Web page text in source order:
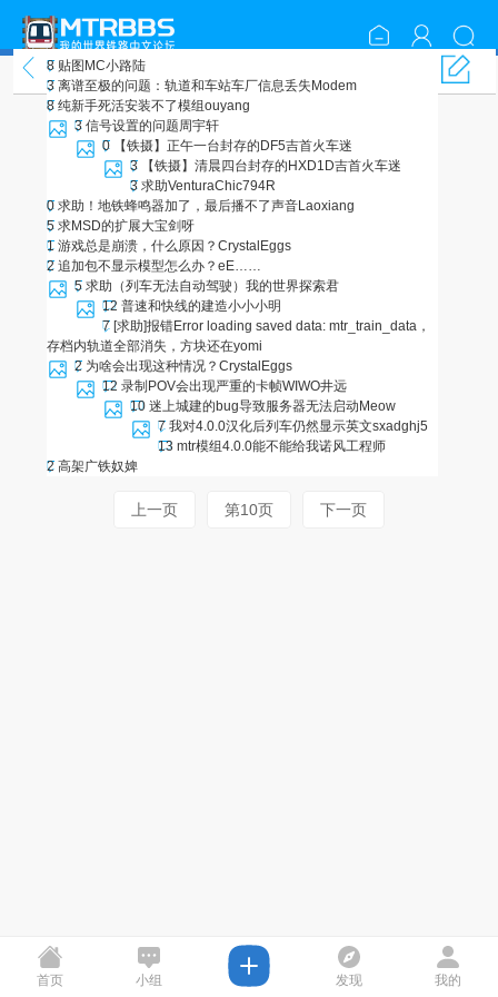
周边问答
8 贴图 MC小路陆
3 离谱至极的问题：轨道和车站车厂信息丢失 Modem
8 纯新手死活安装不了模组ouyang
3 信号设置的问题周宇轩
0
【铁摄】正午一台封存的DF5吉首火车迷
3
【铁摄】清晨四台封存的HXD1D吉首火车迷
3 求助VenturaChic794R
0 求助！地铁蜂鸣器加了，最后播不了声音Laoxiang
5 求MSD的扩展大宝剑呀
1 游戏总是崩溃，什么原因？ CrystalEggs
2 追加包不显示模型怎么办？ eE……
5 求助（列车无法自动驾驶） 我的世界探索君
12 普速和快线的建造小小小明
7 [求助]报错Error loading saved data: mtr_train_data，
存档内轨道全部消失，方块还在yomi
2 为啥会出现这种情况？ CrystalEggs
12 录制POV会出现严重的卡帧WIWO井远
10 迷上城建的bug导致服务器无法启动 Meow
7 我对4.0.0汉化后列车仍然显示英文sxadghj5
13 mtr模组4.0.0能不能给我诺风工程师
2 高架广铁奴婢
上一页 第10页 下一页
首页 小组 发现 我的